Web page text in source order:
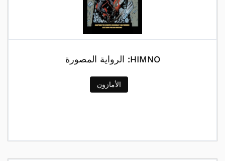
HIMNO: الرواية المصورة
الأمازون